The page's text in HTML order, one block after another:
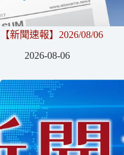
【新聞速報】2026/08/06
2026-08-06